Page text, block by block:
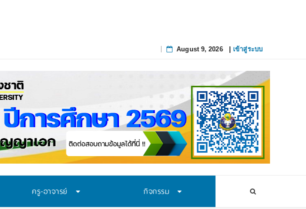
August 9, 2026| เข้าสู่ระบบ
ครู-อาจารย์ กิจกรรม